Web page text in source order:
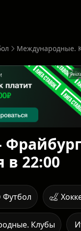
Международные.
в 22:00
Футбол
Клубы